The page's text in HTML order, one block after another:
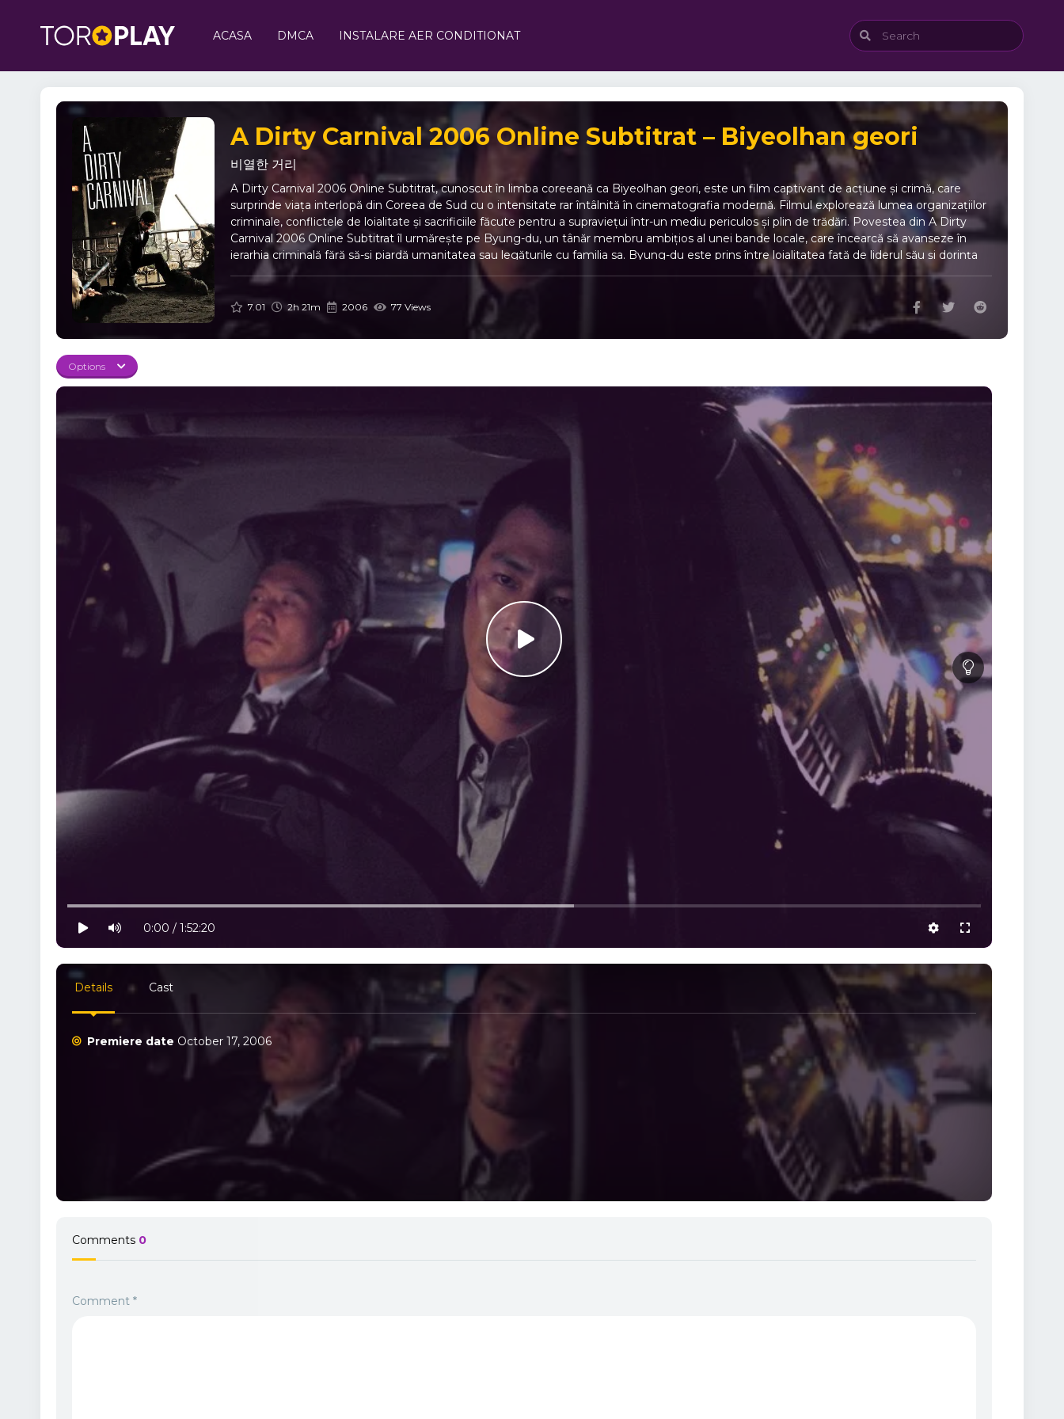
ACASA DMCA INSTALARE AER CONDITIONAT
A Dirty Carnival 2006 Online Subtitrat – Biyeolhan geori
비열한 거리
A Dirty Carnival 2006 Online Subtitrat, cunoscut în limba coreeană ca Biyeolhan geori, este un film captivant de acțiune și crimă, care
surprinde viața interlopă din Coreea de Sud cu o intensitate rar întâlnită în cinematografia modernă. Filmul explorează lumea organizațiilor
criminale, conflictele de loialitate și sacrificiile făcute pentru a supraviețui într-un mediu periculos și plin de trădări. Povestea din A Dirty
Carnival 2006 Online Subtitrat îl urmărește pe Byung-du, un tânăr membru ambițios al unei bande locale, care încearcă să avanseze în
ierarhia criminală fără să-și piardă umanitatea sau legăturile cu familia sa. Byung-du este prins între loialitatea față de liderul său și dorința
de a trăi o viață mai normală. Această tensiune creează un fir narativ captivant, plin de dileme morale, decizii grele și momente dramatice
care țin spectatorul pe marginea scaunului. În Biyeolhan geori, acțiunea este susținută de o regie atentă și de o cinematografie care
reflectă brutalitatea și frica din lumea interlopă. Scenele de confruntare, negocierile tensionate și urmărirea evenimentelor dramatice sunt
realizate cu o atenție la detalii care amplifică realismul și impactul vizual. Atmosfera filmului combină suspansul cu elementele emoționale,
prezentând atât cruzimea lumii interlope, cât și vulnerabilitatea personajelor implicate. Un alt aspect remarcabil al filmului A Dirty Carnival
persoanele apropiate adaugă profunzime poveștii. A Dirty Carnival 2006 Online Subtitrat explorează teme precum loialitatea, trădarea,
sacrificiul și lupta pentru supraviețuire într-un mediu corupt. Filmul reușește să combine tensiunea tipică filmelor de acțiune cu
elementele dramatice, rezultând o experiență cinematografică completă și memorabilă. Fiecare decizie luată de Byung-du și fiecare
confruntare din Biyeolhan geori contribuie la construirea unei povești captivante care nu pierde ritmul. Pentru fanii filmelor coreene de
crimă și dramă, A Dirty Carnival 2006 Online Subtitrat sau Biyeolhan geori este o alegere obligatorie. Filmul oferă atât suspans, cât și o
explorare psihologică profundă a personajelor, punând în prim-plan dificultățile morale și consecințele vieții în lumea criminalității.
7.01 2h 21m 2006 77 Views
Options
10% progress
play
volume0:00 / 1:52:20 settings
Details Cast
Premiere date October 17, 2006
Comments 0
Comment *